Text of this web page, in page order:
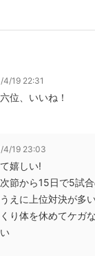
4/19 22:31
位、いいね！
4/19 23:03
嬉しい!
節から15日で5試
えに上位対決が多
り体を休めてケガ